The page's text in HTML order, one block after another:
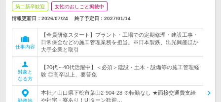
第二新卒歓迎 女性のおしごと掲載中
情報更新日：2026/07/24 終了予定日： 2027/01/14
仕事内容
【全員研修スタート】プラント・工場での定期修理・建設工事・
日常保全などの施工管理業務を担当。※日本製鉄、出光興産ほか
大手企業と取引
対象と
なる方
【20代～40代活躍中】＜必須＞建設・土木・設備等の施工管理経
験 ◎高卒以上、要普免
勤務地
本社／山口県下松市葉山2-904-28 ※転勤なし ★面接交通費支給
や社宅・寮あり！UIターン歓迎…